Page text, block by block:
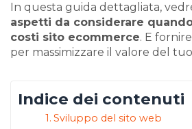
In questa guida dettagliata,
aspetti da considerare
costi sito ecommerce. E
per massimizzare il valore del
Indice dei contenuti
Sviluppo del sito web